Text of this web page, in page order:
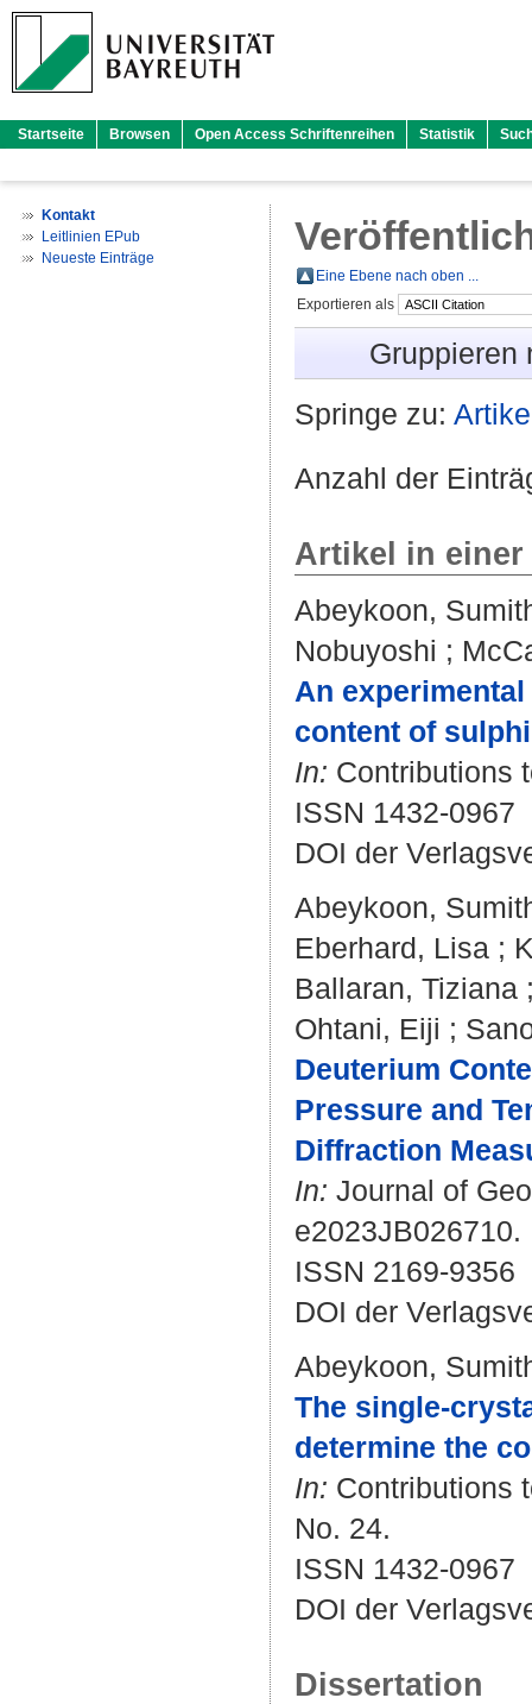
Startseite Browsen Open Access Schriftenreihen Statistik
Kontakt
Leitlinien EPub
Neueste Einträge
Eine Ebene nach oben ...
Exportieren als
Gruppieren
Springe zu:
Anzahl der
Artikel in
Abeykoon,
Nobuyoshi ;
An
content of
In: Contributions
ISSN 1432-0967
DOI der
Abeykoon,
Eberhard, Lisa ;
Ballaran, Tiziana
Ohtani, Eiji ;
Deuterium
Pressure and
Diffraction
In: Journal of
e2023JB026710.
ISSN 2169-9356
DOI der
Abeykoon,
The single-
determine the
In: Contributions
No. 24.
ISSN 1432-0967
DOI der
Dissertation